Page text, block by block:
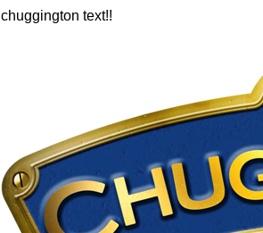
chuggington text!!